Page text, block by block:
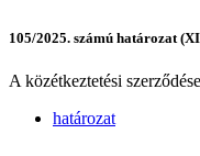
105/2025. számú határozat
A közétkeztetési
határozat